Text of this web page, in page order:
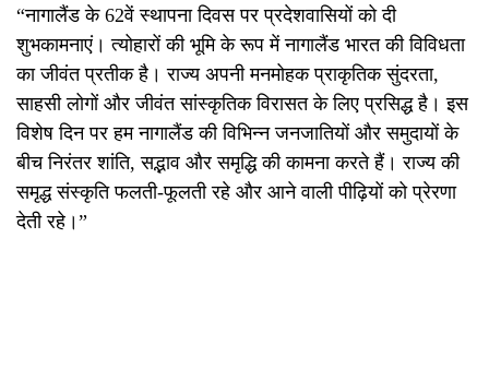
“नागालैंड के 62वें स्थापना दिवस पर प्रदेशवासियों को दी
शुभकामनाएं। त्योहारों की भूमि के रूप में नागालैंड भारत की विविधता
का जीवंत प्रतीक है। राज्य अपनी मनमोहक प्राकृतिक सुंदरता,
साहसी लोगों और जीवंत सांस्कृतिक विरासत के लिए प्रसिद्ध है। इस
विशेष दिन पर हम नागालैंड की विभिन्न जनजातियों और समुदायों के
बीच निरंतर शांति, सद्भाव और समृद्धि की कामना करते हैं। राज्य की
समृद्ध संस्कृति फलती-फूलती रहे और आने वाली पीढ़ियों को प्रेरणा
देती रहे।”